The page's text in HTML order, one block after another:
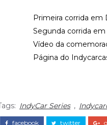
Primeira corrida em
Segunda corrida
Vídeo da
Página do
IndyCar Series ,
facebook twitter